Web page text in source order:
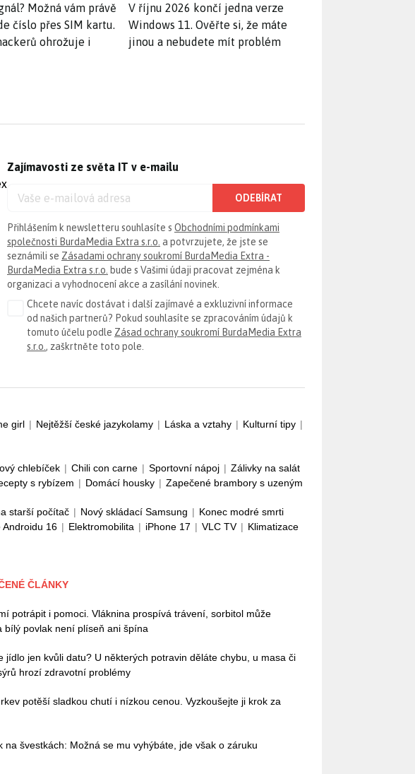
Možná vám právě
číslo přes SIM kartu.
ohrožuje i
V říjnu 2026 končí jedna verze
Windows 11. Ověřte si, že máte
jinou a nebudete mít problém
Zajímavosti ze světa IT v e-mailu
ODEBÍRAT
Přihlášením k newsletteru souhlasíte s Obchodními podmínkami
společnosti BurdaMedia Extra s.r.o. a potvrzujete, že jste se
seznámili se Zásadami ochrany soukromí BurdaMedia Extra -
BurdaMedia Extra s.r.o. bude s Vašimi údaji pracovat zejména k
organizaci a vyhodnocení akce a zasílání novinek.
Chcete navíc dostávat i další zajímavé a exkluzivní informace
od našich partnerů? Pokud souhlasíte se zpracováním údajů k
tomuto účelu podle Zásad ochrany soukromí BurdaMedia Extra
s.r.o. , zaškrtněte toto pole.
girl | Nejtěžší české jazykolamy | Láska a vztahy | Kulturní tipy |
chlebíček | Chili con carne | Sportovní nápoj | Zálivky na salát
s rybízem | Domácí housky | Zapečené brambory s uzeným
starší počítač | Nový skládací Samsung | Konec modré smrti
Androidu 16 | Elektromobilita | iPhone 17 | VLC TV | Klimatizace
ČLÁNKY
potrápit i pomoci. Vláknina prospívá trávení, sorbitol může
bílý povlak není plíseň ani špína
jídlo jen kvůli datu? U některých potravin děláte chybu, u masa či
hrozí zdravotní problémy
potěší sladkou chutí i nízkou cenou. Vyzkoušejte ji krok za
na švestkách: Možná se mu vyhýbáte, jde však o záruku